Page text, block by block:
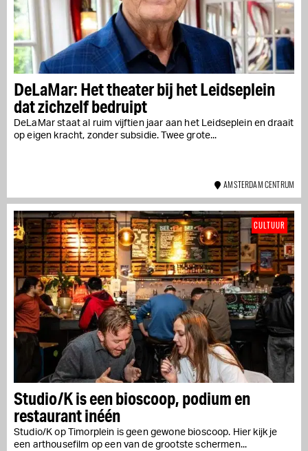
DeLaMar: Het theater bij het Leidseplein
dat zichzelf bedruipt
DeLaMar staat al ruim vijftien jaar aan het Leidseplein en draait
op eigen kracht, zonder subsidie. Twee grote...
AMSTERDAM CENTRUM
Studio/K is een bioscoop, podium en
restaurant inéén
Studio/K op Timorplein is geen gewone bioscoop. Hier kijk je
een arthousefilm op een van de grootste schermen...
CULTUUR